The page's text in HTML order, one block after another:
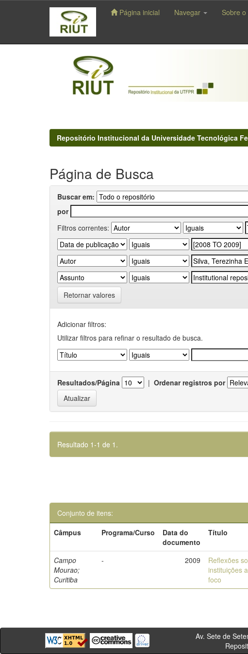
navigation
Página inicial Navegar Sobre o
Repositório Institucional da Universidade Tecnológica
Página de Busca
Buscar em:
por
Filtros correntes:
Retornar valores
Adicionar filtros:
Utilizar filtros para refinar o resultado de busca.
Resultados/Página | Ordenar registros por
Resultado 1-1 de 1.
Conjunto de itens:
Câmpus
Programa/Curso
Data do
documento
Título
Campo
Mourao;
Curitiba
- 2009
Reflexões
instituições
foco
Av. Sete de